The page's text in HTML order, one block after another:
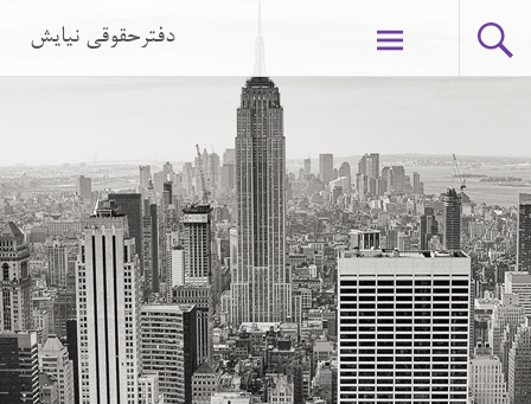
دفترحقوقی نیایش
Skip to content